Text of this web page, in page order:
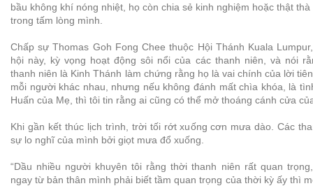
bầu không khí nóng nhiệt, họ còn chia sẻ kinh nghiệm hoặc thật
trong tấm lòng mình.
Chấp sự Thomas Goh Fong Chee thuộc Hội Thánh Kuala
hội này, kỳ vọng hoạt động sôi nổi của các thanh niên, và nói
thanh niên là Kinh Thánh làm chứng rằng họ là vai chính của lời
mỗi người khác nhau, nhưng nếu không đánh mất chìa khóa, là
Huấn của Mẹ, thì tôi tin rằng ai cũng có thể mở thoáng cánh cửa
Khi gần kết thúc lịch trình, trời tối rớt xuống cơn mưa dào. Các
sự lo nghĩ của mình bởi giọt mưa đổ xuống.
“Dầu nhiều người khuyên tôi rằng thời thanh niên rất quan
ngay từ bản thân mình phải biết tầm quan trọng của thời kỳ ấy thì